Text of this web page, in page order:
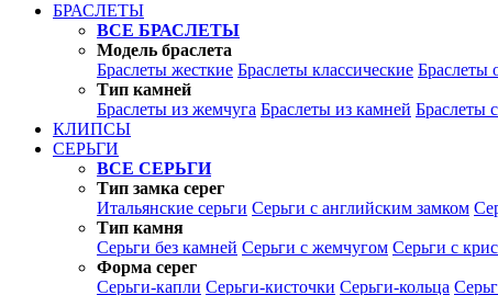
БРАСЛЕТЫ
ВСЕ БРАСЛЕТЫ
Модель браслета
Браслеты жесткие Браслеты классические Браслеты
Тип камней
Браслеты из жемчуга Браслеты из камней Браслеты
КЛИПСЫ
СЕРЬГИ
ВСЕ СЕРЬГИ
Тип замка серег
Итальянские серьги Серьги с английским замком
Тип камня
Серьги без камней Серьги с жемчугом Серьги с
Форма серег
Серьги-капли Серьги-кисточки Серьги-кольца